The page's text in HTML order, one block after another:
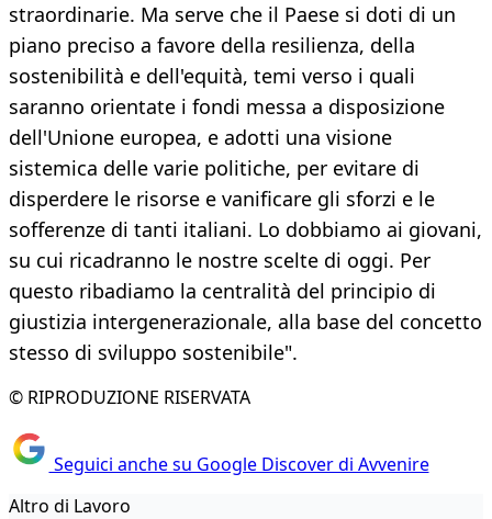
straordinarie. Ma serve che il Paese si doti di un
piano preciso a favore della resilienza, della
sostenibilità e dell'equità, temi verso i quali
saranno orientate i fondi messa a disposizione
dell'Unione europea, e adotti una visione
sistemica delle varie politiche, per evitare di
disperdere le risorse e vanificare gli sforzi e le
sofferenze di tanti italiani. Lo dobbiamo ai giovani,
su cui ricadranno le nostre scelte di oggi. Per
questo ribadiamo la centralità del principio di
giustizia intergenerazionale, alla base del concetto
stesso di sviluppo sostenibile".
© RIPRODUZIONE RISERVATA
Seguici anche su Google Discover di Avvenire
Altro di Lavoro